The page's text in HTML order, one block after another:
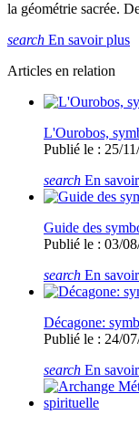
la géométrie sacrée.
search En savoir plus
Articles en relation
L'Ourobos,
Publié le : 25/
search En
Guide des
Publié le : 03/
search En
Décagone:
Publié le : 24/
search En